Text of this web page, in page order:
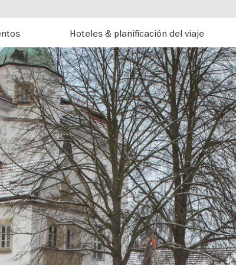
Hoteles & planificación del viaje